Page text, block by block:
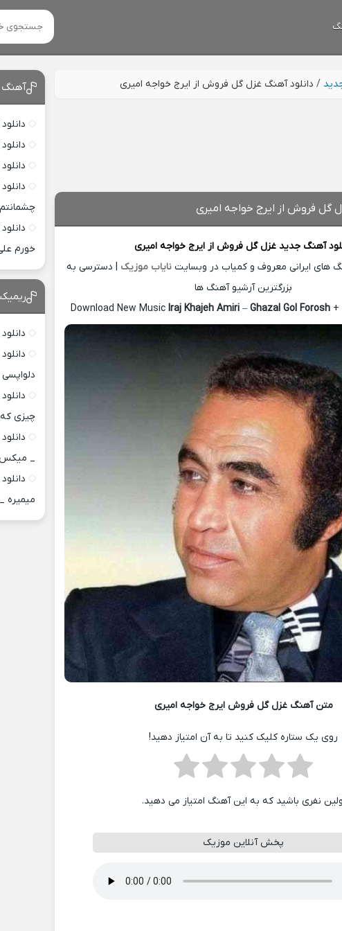
/ دانلود آهنگ غزل گل فروش از ایرج خواجه امیری
گل فروش از ایرج خواجه امیری
آهنگ جدیدغزل گل فروش از ایرج خواجه امیری
های ایرانی معروف و کمیاب در وبسایتنایاب موزیک | دسترسی به
بزرگترین آرشیو آهنگ ها
Download New Music Iraj Khajeh Amiri– Ghazal Gol Forosh+
متن آهنگ غزل گل فروش ایرج خواجه امیری
روی یک ستاره کلیک کنید تا به آن امتیاز دهید!
نفری باشید که به این آهنگ امتیاز می دهید.
پخش آنلاین موزیک
خورم
دانلود
چیزی
_ میکس
میمیره